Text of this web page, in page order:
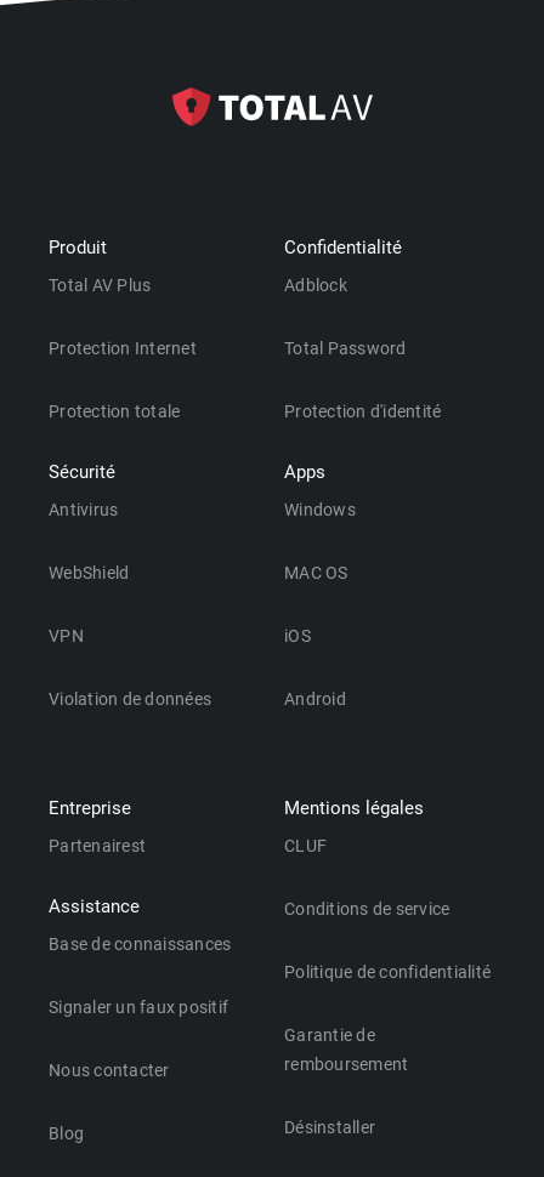
Produit
Total AV Plus
Protection Internet
Protection totale
Sécurité
Antivirus
WebShield
VPN
Violation de données
Confidentialité
Adblock
Total Password
Protection d'identité
Apps
Windows
MAC OS
iOS
Android
Entreprise
Partenairest
Assistance
Base de connaissances
Signaler un faux positif
Nous contacter
Blog
Mentions légales
CLUF
Conditions de service
Politique de confidentialité
Garantie de
remboursement
Désinstaller